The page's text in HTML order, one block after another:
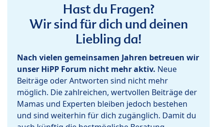
Hast du Fragen?
Wir sind für dich und deinen
Liebling da!
Nach vielen gemeinsamen Jahren betreuen wir
unser HiPP Forum nicht mehr aktiv. Neue
Beiträge oder Antworten sind nicht mehr
möglich. Die zahlreichen, wertvollen Beiträge der
Mamas und Experten bleiben jedoch bestehen
und sind weiterhin für dich zugänglich. Damit du